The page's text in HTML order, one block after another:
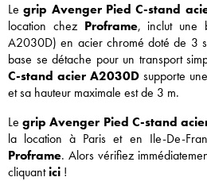
Legrip Avenger Pied C-stand
location chez Proframe, inclut une
A2030D) en acier chromé doté de 3
base se détache pour un transport
C-stand acier A2030D supporte
et sa hauteur maximale est de 3 m.
Legrip Avenger Pied C-stand
la location à Paris et en Ile-De-
Proframe. Alors vérifiez
cliquantici !